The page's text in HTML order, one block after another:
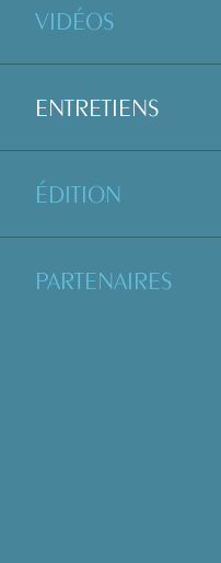
VIDÉOS
ENTRETIENS
ÉDITION
PARTENAIRES
ENTRETIEN
AUTEUR DE
Parce qu’elles se
contemporain, de